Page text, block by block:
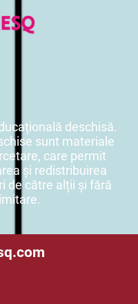
deschisă.
sunt materiale
care permit
și redistribuirea
de către alții și fără